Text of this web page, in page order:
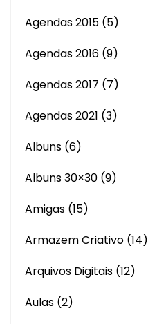
Agendas 2015 (5)
Agendas 2016 (9)
Agendas 2017 (7)
Agendas 2021 (3)
Albuns (6)
Albuns 30×30 (9)
Amigas (15)
Armazem Criativo (14)
Arquivos Digitais (12)
Aulas (2)